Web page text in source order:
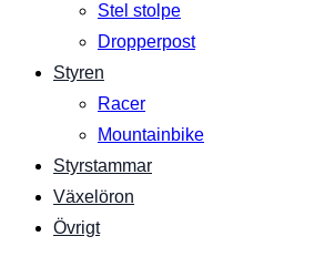
Stel stolpe
Dropperpost
Styren
Racer
Mountainbike
Styrstammar
Växelöron
Övrigt